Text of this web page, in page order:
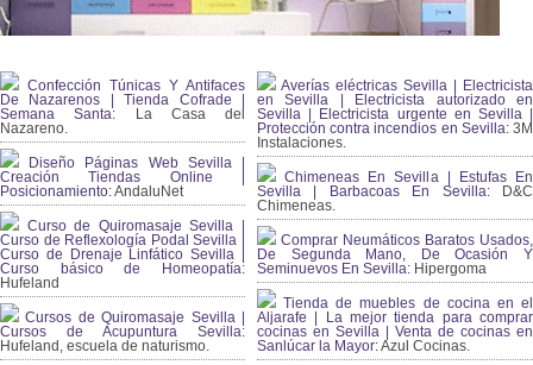
Confección Túnicas Y Antifaces
De Nazarenos | Tienda Cofrade |
Semana Santa: La Casa del
Nazareno.
Diseño Páginas Web Sevilla |
Creación Tiendas Online |
Posicionamiento:AndaluNet
Curso de Quiromasaje Sevilla |
Curso de Reflexología Podal Sevilla |
Curso de Drenaje Linfático Sevilla |
Curso básico de Homeopatía:
Hufeland
Cursos de Quiromasaje Sevilla |
Cursos de Acupuntura Sevilla:
Hufeland, escuela de naturismo.
Averías eléctricas Sevilla | Electricista
en Sevilla | Electricista autorizado en
Sevilla | Electricista urgente en Sevilla |
Protección contra incendios en Sevilla:3M
Instalaciones.
Chimeneas En Sevilla | Estufas En
Sevilla | Barbacoas En Sevilla:D&C
Chimeneas.
Comprar Neumáticos Baratos Usados,
De Segunda Mano, De Ocasión Y
Seminuevos En Sevilla: Hipergoma
Tienda de muebles de cocina en el
Aljarafe | La mejor tienda para comprar
cocinas en Sevilla | Venta de cocinas en
Sanlúcar la Mayor:Azul Cocinas.